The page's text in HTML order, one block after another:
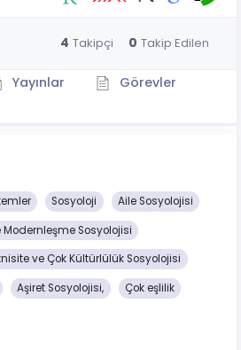
4 Takipçi 0 Takip Edilen
Yayınlar
Görevler
Sosyoloji Aile Sosyolojisi
Sosyolojisi
ve Çok Kültürlülük Sosyolojisi
Aşiret Sosyolojisi, Çok eşlilik